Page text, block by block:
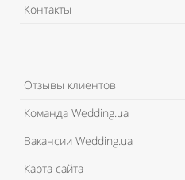
Контакты
Отзывы клиентов
Команда Wedding.ua
Вакансии Wedding.ua
Карта сайта